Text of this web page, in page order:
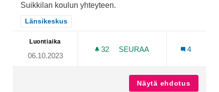
Suikkilan koulun yhteyteen.
Rajaa tulokset teeman mukaan: Länsikeskus
Länsikeskus
Luontiaika
06.10.2023
32 32 SEURAAJAA
SEURAA
4
Näytä ehdotus